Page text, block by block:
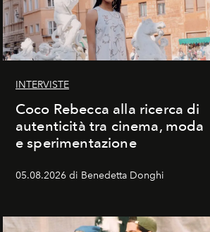
INTERVISTE
Coco Rebecca alla ricerca di
autenticità tra cinema, moda
e sperimentazione
05.08.2026 di Benedetta Donghi